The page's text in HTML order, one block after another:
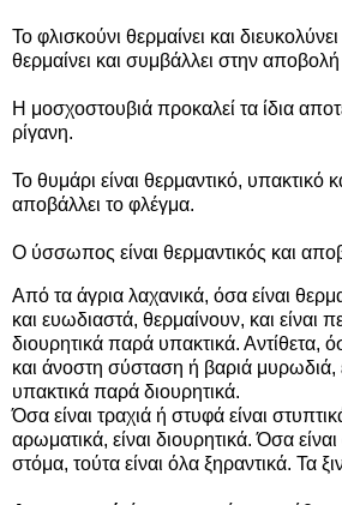
Το φλισκούνι θερμαίνει και
θερμαίνει και συμβάλλει στην
Η μοσχοστουβιά προκαλεί τα ίδια
ρίγανη.
Το θυμάρι είναι θερμαντικό, υπακτικό
αποβάλλει το φλέγμα.
Ο ύσσωπος είναι θερμαντικός και
Από τα άγρια λαχανικά, όσα είναι
και ευωδιαστά, θερμαίνουν, και είναι
διουρητικά παρά υπακτικά. Αντίθετα,
και άνοστη σύσταση ή βαριά μυρωδιά,
υπακτικά παρά διουρητικά.
Όσα είναι τραχιά ή στυφά είναι
αρωματικά, είναι διουρητικά. Όσα
στόμα, τούτα είναι όλα ξηραντικά. Τα